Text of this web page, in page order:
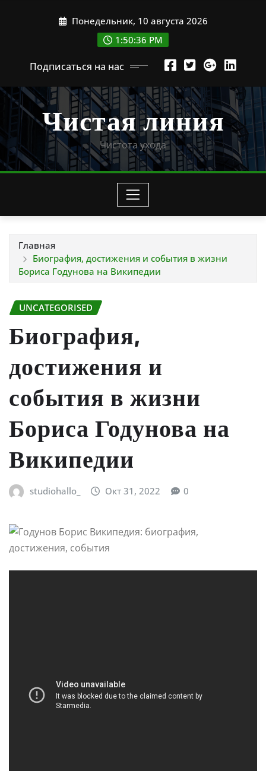
Понедельник, 10 августа 2026
1:50:37 PM
Подписаться на нас
Чистая линия
Чистота ухода
Главная
Биография, достижения и события в жизни
Бориса Годунова на Википедии
UNCATEGORISED
Биография,
достижения и
события в жизни
Бориса Годунова на
Википедии
studiohallo_ Окт 31, 2022 0